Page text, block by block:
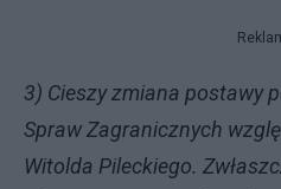
3) Cieszy zmiana postawy
Spraw Zagranicznych
Witolda Pileckiego.